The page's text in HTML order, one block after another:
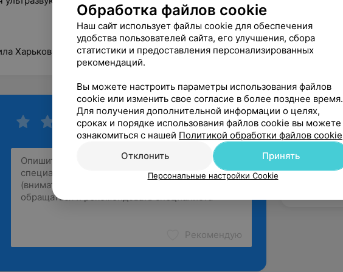
Харьковский медицинский институт
Рекомендую
Обработка файлов cookie
Наш сайт использует файлы cookie для обеспечения
удобства пользователей сайта, его улучшения, сбора
статистики и предоставления персонализированных
рекомендаций.
Вы можете настроить параметры использования файлов
cookie или изменить свое согласие в более позднее время.
Для получения дополнительной информации о целях,
сроках и порядке использования файлов cookie вы можете
ознакомиться с нашей Политикой обработки файлов cookie
Отклонить
Принять
Персональные настройки Cookie